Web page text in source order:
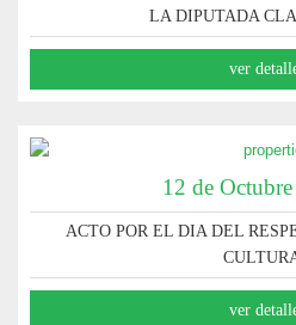
LA DIPUTADA
ver
12 de
ACTO POR EL DIA DEL
ver